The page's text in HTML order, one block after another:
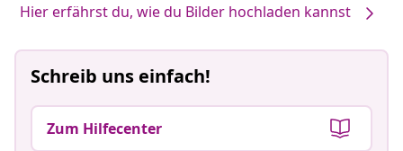
Hier erfährst du, wie du Bilder hochladen kannst
Schreib uns einfach!
Zum Hilfecenter